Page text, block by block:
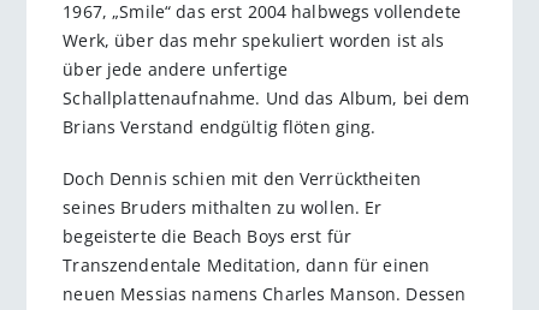
1967, „Smile“ das erst 2004 halbwegs vollendete
Werk, über das mehr spekuliert worden ist als
über jede andere unfertige
Schallplattenaufnahme. Und das Album, bei dem
Brians Verstand endgültig flöten ging.
Doch Dennis schien mit den Verrücktheiten
seines Bruders mithalten zu wollen. Er
begeisterte die Beach Boys erst für
Transzendentale Meditation, dann für einen
neuen Messias namens Charles Manson. Dessen